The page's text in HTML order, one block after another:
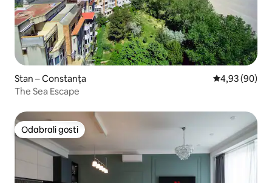
Stan – Constanța Prosječna
4,93 (90)
The Sea Escape
Odabrali gosti
Odabrali gosti